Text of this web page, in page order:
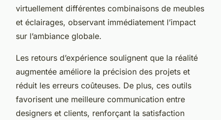
virtuellement différentes combinaisons de meubles
et éclairages, observant immédiatement l’impact
sur l’ambiance globale.
Les retours d’expérience soulignent que la réalité
augmentée améliore la précision des projets et
réduit les erreurs coûteuses. De plus, ces outils
favorisent une meilleure communication entre
designers et clients, renforçant la satisfaction